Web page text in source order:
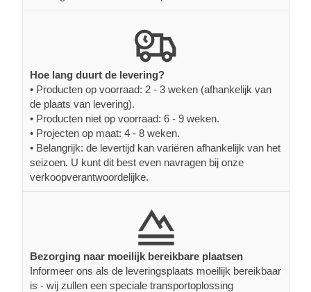
Hoe lang duurt de levering?
• Producten op voorraad: 2 - 3 weken (afhankelijk van
de plaats van levering).
• Producten niet op voorraad: 6 - 9 weken.
• Projecten op maat: 4 - 8 weken.
• Belangrijk: de levertijd kan variëren afhankelijk van het
seizoen. U kunt dit best even navragen bij onze
verkoopverantwoordelijke.
Bezorging naar moeilijk bereikbare plaatsen
Informeer ons als de leveringsplaats moeilijk bereikbaar
is - wij zullen een speciale transportoplossing